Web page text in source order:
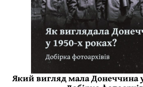
Який вигляд мала Донеччина